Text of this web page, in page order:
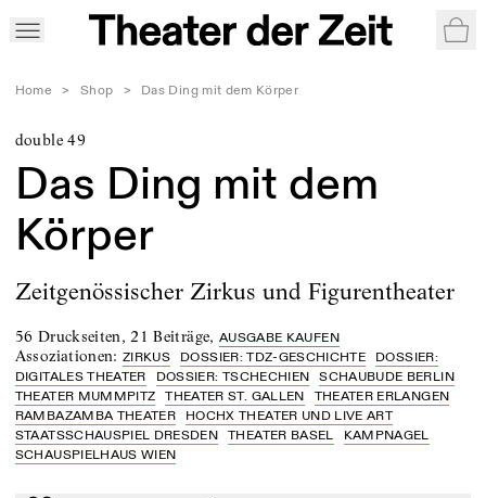
Home > Shop > Das Ding mit dem Körper
double 49
Das Ding mit dem
Körper
Zeitgenössischer Zirkus und Figurentheater
56 Druckseiten,21 Beiträge, AUSGABE KAUFEN
Assoziationen: ZIRKUS DOSSIER: TDZ-GESCHICHTE
DOSSIER:
DIGITALES THEATER
DOSSIER: TSCHECHIEN
SCHAUBUDE BERLIN
THEATER MUMMPITZ
THEATER ST. GALLEN
THEATER ERLANGEN
RAMBAZAMBA THEATER
HOCHX THEATER UND LIVE ART
STAATSSCHAUSPIEL DRESDEN
THEATER BASEL
KAMPNAGEL
SCHAUSPIELHAUS WIEN